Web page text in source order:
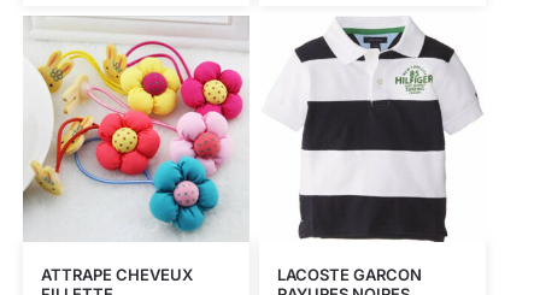
ATTRAPE CHEVEUX
LACOSTE GARCON